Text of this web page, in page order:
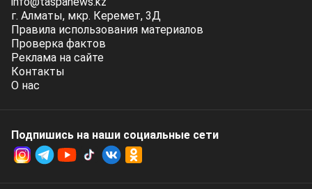
г. Алматы, мкр. Керемет, 3Д
Правила использования материалов
Проверка фактов
Реклама на сайте
Контакты
О нас
Подпишись на наши социальные cети